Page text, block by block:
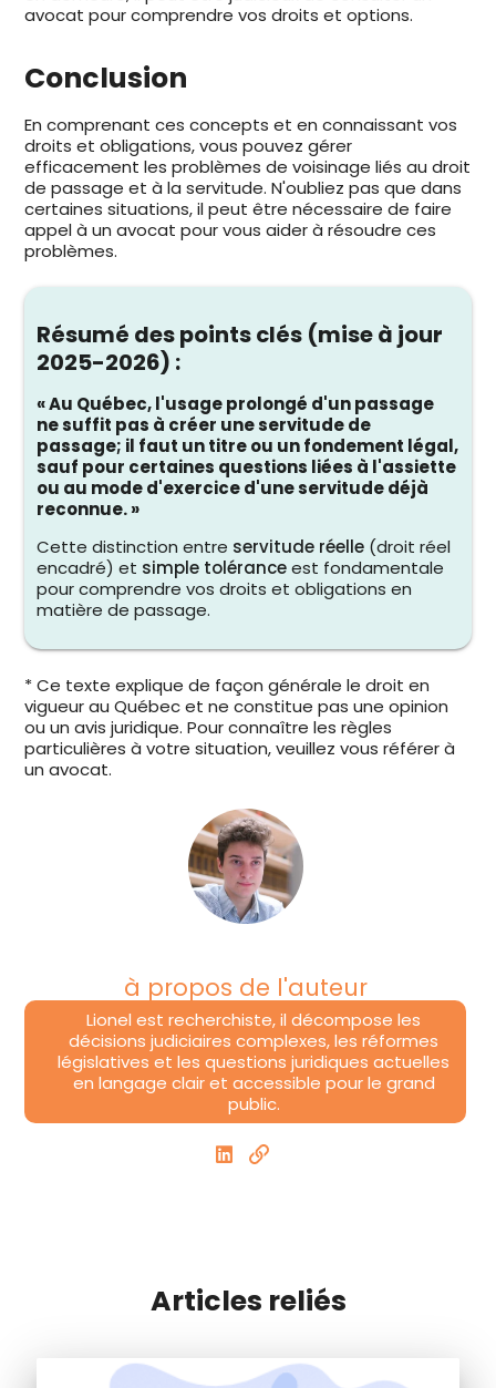
avocat pour comprendre vos droits et options.
Conclusion
En comprenant ces concepts et en connaissant vos
droits et obligations, vous pouvez gérer
efficacement les problèmes de voisinage liés au droit
de passage et à la servitude. N'oubliez pas que dans
certaines situations, il peut être nécessaire de faire
appel à un avocat pour vous aider à résoudre ces
problèmes.
Résumé des points clés (mise à jour
2025-2026) :
« Au Québec, l'usage prolongé d'un passage
ne suffit pas à créer une servitude de
passage; il faut un titre ou un fondement légal,
sauf pour certaines questions liées à l'assiette
ou au mode d'exercice d'une servitude déjà
reconnue. »
Cette distinction entre servitude réelle (droit réel
encadré) et simple toléranceest fondamentale
pour comprendre vos droits et obligations en
matière de passage.
* Ce texte explique de façon générale le droit en
vigueur au Québec et ne constitue pas une opinion
ou un avis juridique. Pour connaître les règles
particulières à votre situation, veuillez vous référer à
un avocat.
à propos de l'auteur
Lionel est recherchiste, il décompose les
décisions judiciaires complexes, les réformes
législatives et les questions juridiques actuelles
en langage clair et accessible pour le grand
public.
Articles reliés